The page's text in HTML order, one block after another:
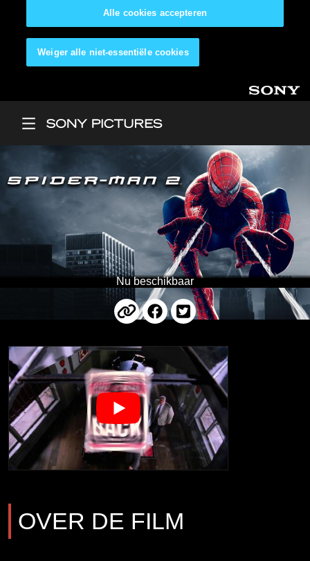
Weiger alle niet-essentiële cookies
Alle cookies accepteren
Nu beschikbaar
OVER DE FILM